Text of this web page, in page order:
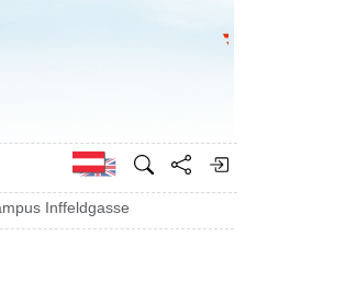
Englisch
Inffeldgasse